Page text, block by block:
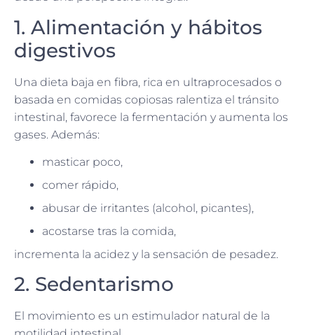
1. Alimentación y hábitos
digestivos
Una dieta baja en fibra, rica en ultraprocesados o
basada en comidas copiosas ralentiza el tránsito
intestinal, favorece la fermentación y aumenta los
gases. Además:
masticar poco,
comer rápido,
abusar de irritantes (alcohol, picantes),
acostarse tras la comida,
incrementa la acidez y la sensación de pesadez.
2. Sedentarismo
El movimiento es un estimulador natural de la